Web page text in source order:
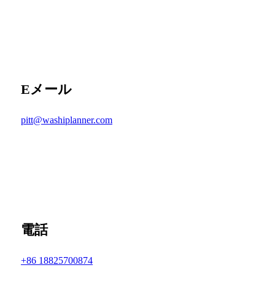
Eメール
pitt@washiplanner.com
電話
+86 18825700874